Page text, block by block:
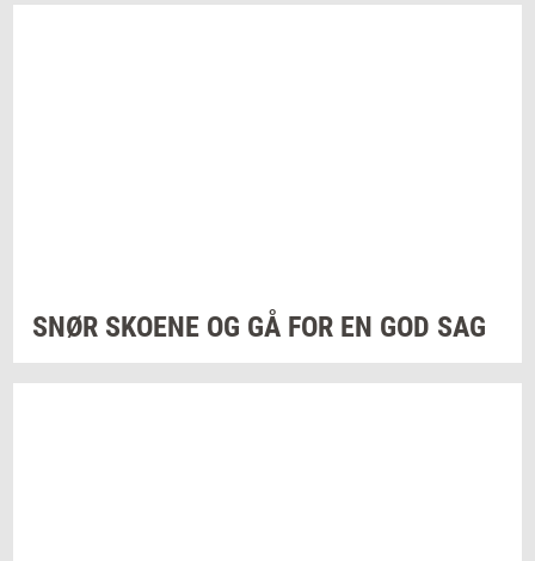
SNØR SKO­E­NE OG GÅ FOR EN GOD SAG